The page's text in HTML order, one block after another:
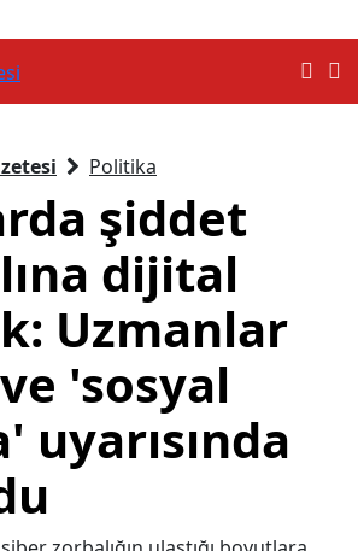
Politika
şiddet
dijital
Uzmanlar
'sosyal
uyarısında